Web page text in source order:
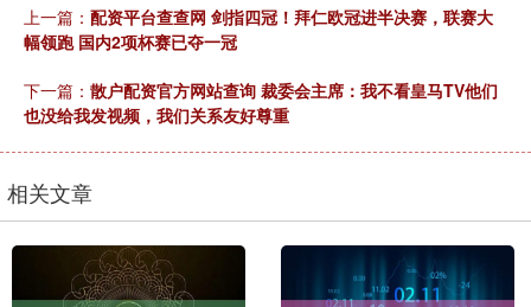
上一篇： 配资平台查查网 剑指四冠！拜仁欧冠进半决赛，联赛大
幅领跑 国内2项杯赛已夺一冠
下一篇： 散户配资官方网站查询 裁委会主席：我不看皇马TV他们
也没给我发视频，我们关系友好尊重
相关文章